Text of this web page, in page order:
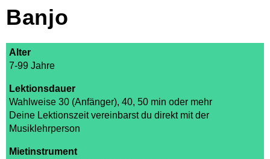
Musical
Finde dein Instrument
Amadeus
Finde dein Streichinstrument
Trommeln
Musikwoche Pop/Rock
Seniorenrhythmik Café Balance
Banjo
Alter
7-99 Jahre
Lektionsdauer
Wahlweise 30 (Anfänger), 40, 50 min oder mehr
Deine Lektionszeit vereinbarst du direkt mit der
Musiklehrperson
Mietinstrument